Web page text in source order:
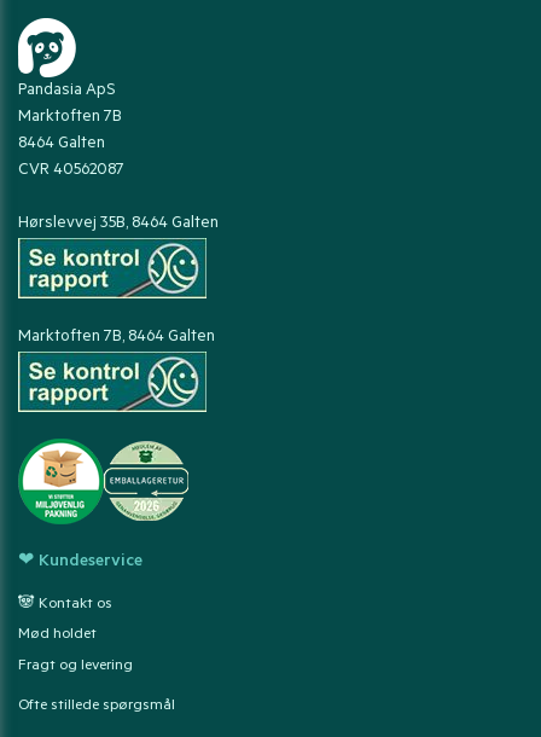
Pandasia ApS
Marktoften 7B
8464 Galten
CVR 40562087
Hørslevvej 35B, 8464 Galten
Marktoften 7B, 8464 Galten
❤ Kundeservice
🐼 Kontakt os
Mød holdet
Fragt og levering
Ofte stillede spørgsmål